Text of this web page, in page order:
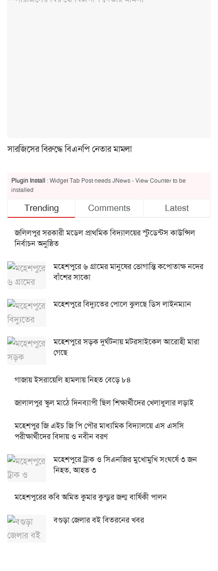
সারজিসের বিরুদ্ধে বিএনপি নেতার মামলা
Plugin Install : Widget Tab Post needs JNews - View Counter to be
installed
Trending Comments Latest
জলিলপুর সরকারী মডেল প্রাথমিক বিদ্যালয়ের স্টুডেন্টস কাউন্সিল
নির্বাচন অনুষ্ঠিত
মহেশপুরে ৬ গ্রামের মানুষের ভোগান্তি কপোতাক্ষ নদের
বাঁশের সাকো
মহেশপুরে বিদ্যুতের পোলে ঝুলছে ডিস লাইনম্যান
মহেশপুরে সড়ক দুর্ঘটনায় মটরসাইকেল আরোহী মারা
গেছে
গাজায় ইসরায়েলি হামলায় নিহত বেড়ে ৮৪
জালালপুর স্কুল মাঠে দিনব্যাপী ছিল শিক্ষার্থীদের খেলাধুলার লড়াই
মহেশপুর জি এইচ জি পি পৌর মাধ্যমিক বিদ্যালয়ে এস এসসি
পরীক্ষার্থীদের বিদায় ও নবীন বরণ
মহেশপুরে ট্রাক ও সিএনজির মুখোমুখি সংঘর্ষে ৩ জন
নিহত, আহত ৩
মহেশপুরের কবি অমিত কুমার কুন্ডুর জন্ম বার্ষিকী পালন
বগুড়া জেলার বই বিতরনের খবর